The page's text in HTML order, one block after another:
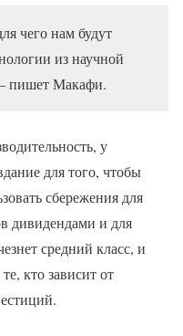
чего нам будут
из научной
пишет Макафи.
у
для того, чтобы
сбережения для
дивидендами и для
средний класс, и
кто зависит от